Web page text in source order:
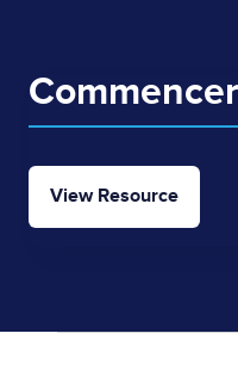
Commencer
View Resource